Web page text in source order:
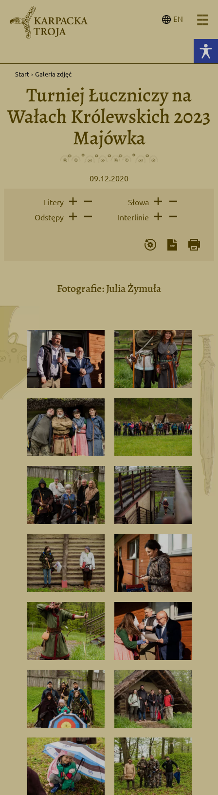
EN
Start › Galeria zdjęć
Turniej Łuczniczy na
Wałach Królewskich 2023
Majówka
09.12.2020
Litery
Słowa
Odstępy
Interlinie
Fotografie: Julia Żymuła